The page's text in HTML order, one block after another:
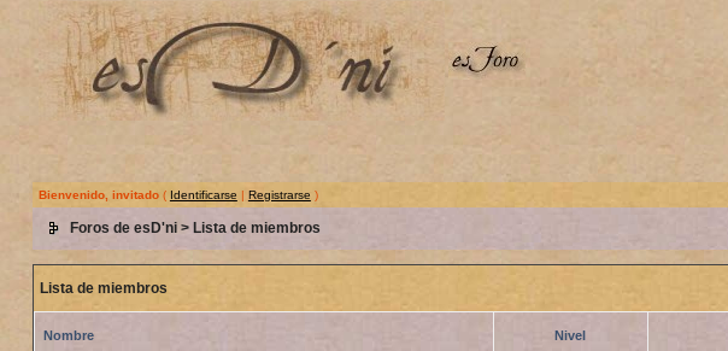
Bienvenido, invitado( Identificarse | Registrarse )
Foros de esD'ni> Lista de miembros
Lista de miembros
Nombre Nivel